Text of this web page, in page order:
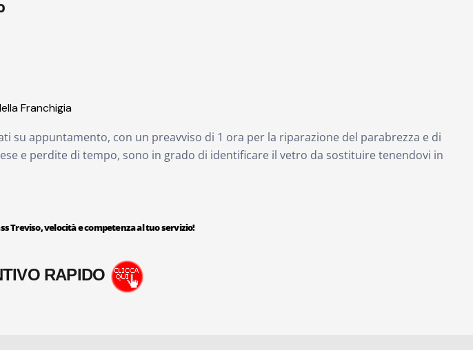
Franchigia
su appuntamento, con un preavviso di 1 ora per la riparazione del parabrezza e di
e perdite di tempo, sono in grado di identificare il vetro da sostituire tenendovi in
Treviso, velocità e competenza al tuo servizio!
RAPIDO